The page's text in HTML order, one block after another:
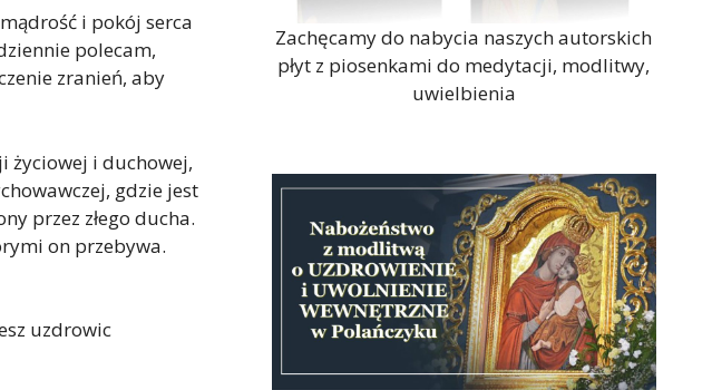
i pokój serca
polecam,
zranień, aby
życiowej i duchowej,
gdzie jest
przez złego ducha.
on przebywa.
uzdrowic
Zachęcamy do nabycia naszych autorskich
płyt z piosenkami do medytacji, modlitwy,
uwielbienia